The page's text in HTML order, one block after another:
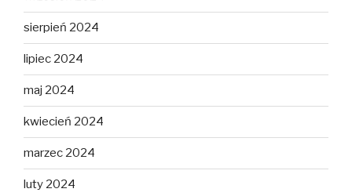
sierpień 2024
lipiec 2024
maj 2024
kwiecień 2024
marzec 2024
luty 2024